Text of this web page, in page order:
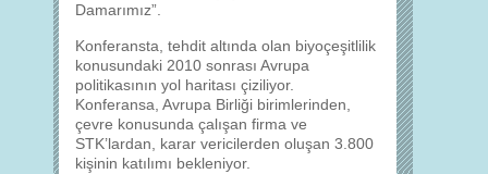
Damarımız”.
Konferansta, tehdit altında olan biyoçeşitlilik
konusundaki 2010 sonrası Avrupa
politikasının yol haritası çiziliyor.
Konferansa, Avrupa Birliği birimlerinden,
çevre konusunda çalışan firma ve
STK’lardan, karar vericilerden oluşan 3.800
kişinin katılımı bekleniyor.